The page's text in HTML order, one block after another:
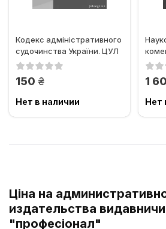
Кодекс адміністративного
судочинства України. ЦУЛ
150 грн.
Нет в наличии
про
1
Нет
Ціна на
издательства
"професіонал"